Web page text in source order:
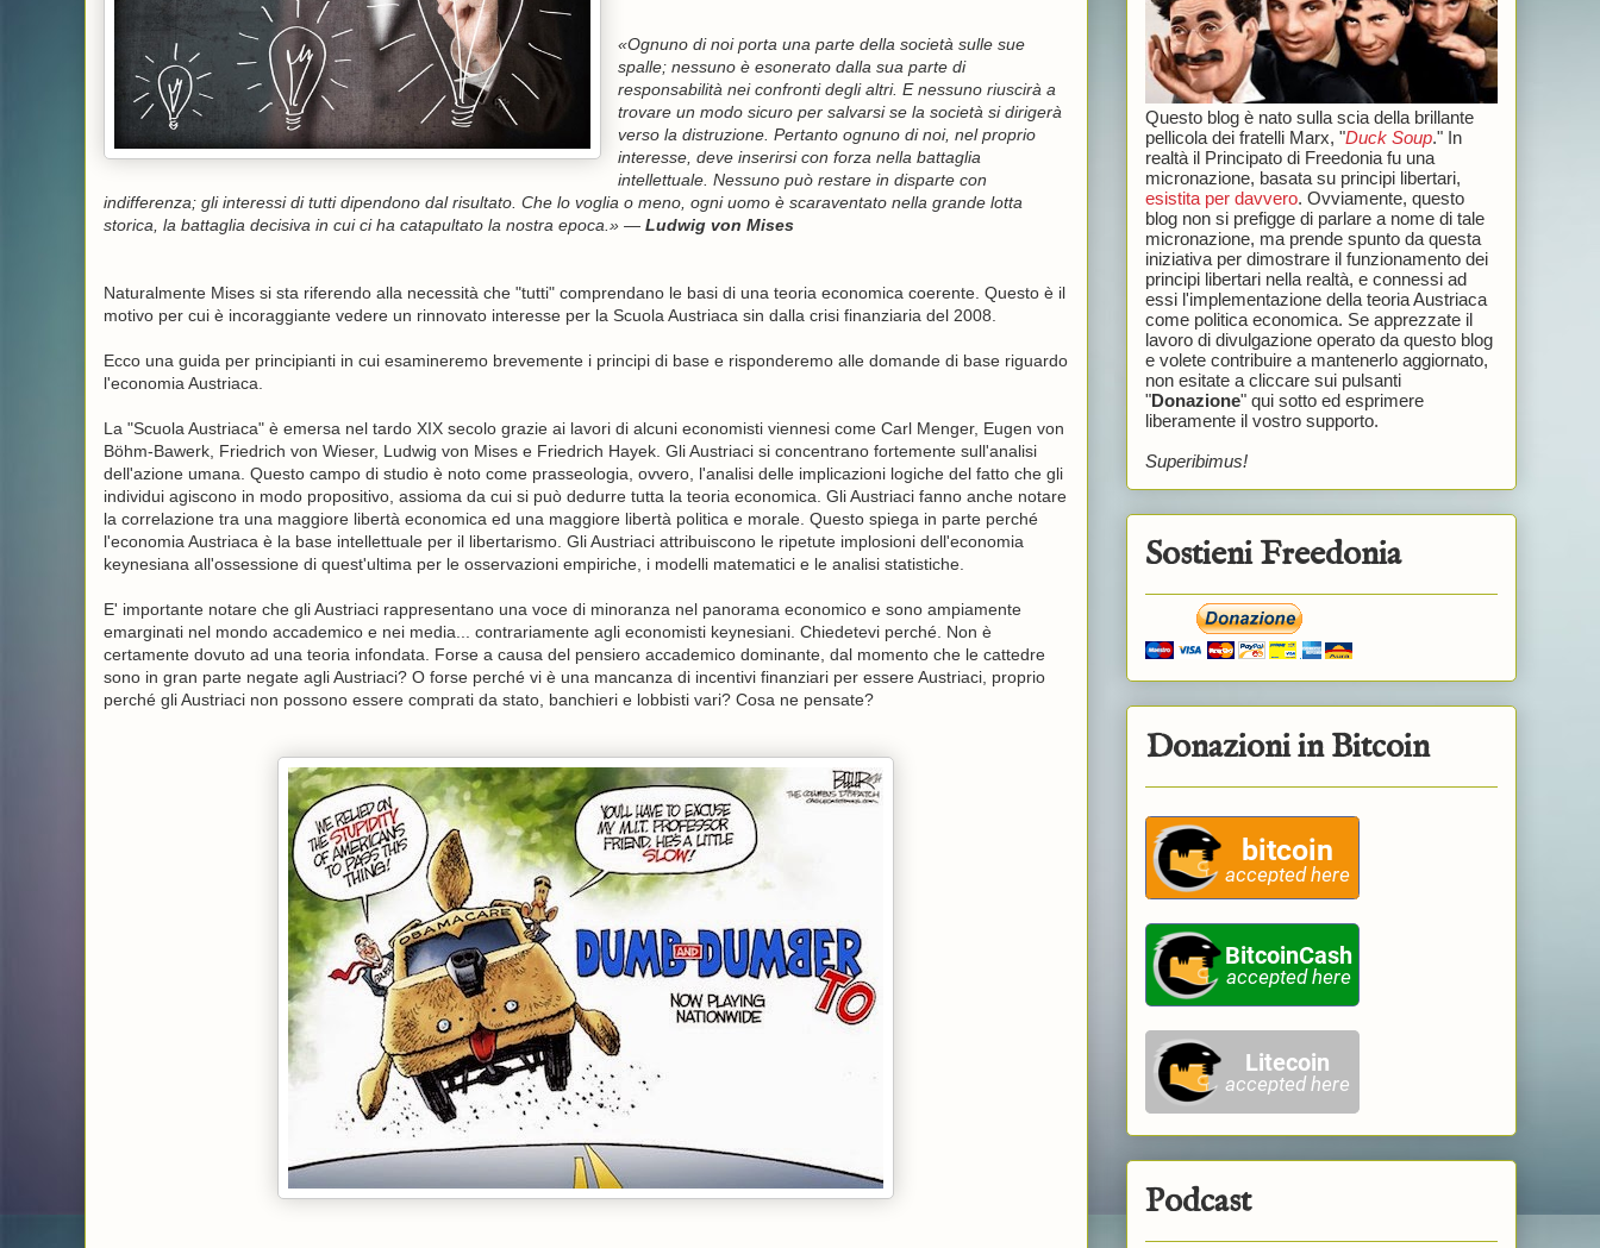
«Ognuno di noi porta una parte della società sulle sue
spalle; nessuno è esonerato dalla sua parte di
responsabilità nei confronti degli altri. E nessuno riuscirà a
trovare un modo sicuro per salvarsi se la società si dirigerà
verso la distruzione. Pertanto ognuno di noi, nel proprio
interesse, deve inserirsi con forza nella battaglia
intellettuale. Nessuno può restare in disparte con
indifferenza; gli interessi di tutti dipendono dal risultato. Che lo voglia o meno, ogni uomo è scaraventato nella grande lotta
storica, la battaglia decisiva in cui ci ha catapultato la nostra epoca.» — Ludwig von Mises
Naturalmente Mises si sta riferendo alla necessità che "tutti" comprendano le basi di una teoria economica coerente. Questo è il
motivo per cui è incoraggiante vedere un rinnovato interesse per la Scuola Austriaca sin dalla crisi finanziaria del 2008.
Ecco una guida per principianti in cui esamineremo brevemente i principi di base e risponderemo alle domande di base riguardo
l'economia Austriaca.
La "Scuola Austriaca" è emersa nel tardo XIX secolo grazie ai lavori di alcuni economisti viennesi come Carl Menger, Eugen von
Böhm-Bawerk, Friedrich von Wieser, Ludwig von Mises e Friedrich Hayek. Gli Austriaci si concentrano fortemente sull'analisi
dell'azione umana. Questo campo di studio è noto come prasseologia, ovvero, l'analisi delle implicazioni logiche del fatto che gli
individui agiscono in modo propositivo, assioma da cui si può dedurre tutta la teoria economica. Gli Austriaci fanno anche notare
la correlazione tra una maggiore libertà economica ed una maggiore libertà politica e morale. Questo spiega in parte perché
l'economia Austriaca è la base intellettuale per il libertarismo. Gli Austriaci attribuiscono le ripetute implosioni dell'economia
keynesiana all'ossessione di quest'ultima per le osservazioni empiriche, i modelli matematici e le analisi statistiche.
E' importante notare che gli Austriaci rappresentano una voce di minoranza nel panorama economico e sono ampiamente
emarginati nel mondo accademico e nei media... contrariamente agli economisti keynesiani. Chiedetevi perché. Non è
certamente dovuto ad una teoria infondata. Forse a causa del pensiero accademico dominante, dal momento che le cattedre
sono in gran parte negate agli Austriaci? O forse perché vi è una mancanza di incentivi finanziari per essere Austriaci, proprio
perché gli Austriaci non possono essere comprati da stato, banchieri e lobbisti vari? Cosa ne pensate?
Questo blog è nato sulla scia della brillante
pellicola dei fratelli Marx, "Duck Soup." In
realtà il Principato di Freedonia fu una
micronazione, basata su principi libertari,
esistita per davvero. Ovviamente, questo
blog non si prefigge di parlare a nome di tale
micronazione, ma prende spunto da questa
iniziativa per dimostrare il funzionamento dei
principi libertari nella realtà, e connessi ad
essi l'implementazione della teoria Austriaca
come politica economica. Se apprezzate il
lavoro di divulgazione operato da questo blog
e volete contribuire a mantenerlo aggiornato,
non esitate a cliccare sui pulsanti
"Donazione" qui sotto ed esprimere
liberamente il vostro supporto.
Superibimus!
Sostieni Freedonia
Donazioni in Bitcoin
Podcast